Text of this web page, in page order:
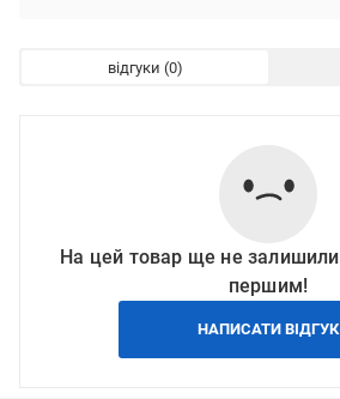
відгуки
На цей товар ще не залишили
першим!
НАПИСАТИ ВІДГУК